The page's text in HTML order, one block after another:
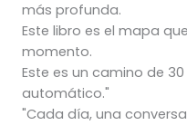
más profunda.
Este libro es el mapa
momento.
Este es un camino de
automático."
"Cada día, una